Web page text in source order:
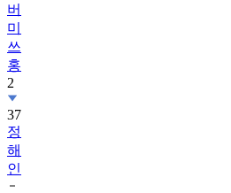
버
미
쓰
홍
2
37
정
해
인